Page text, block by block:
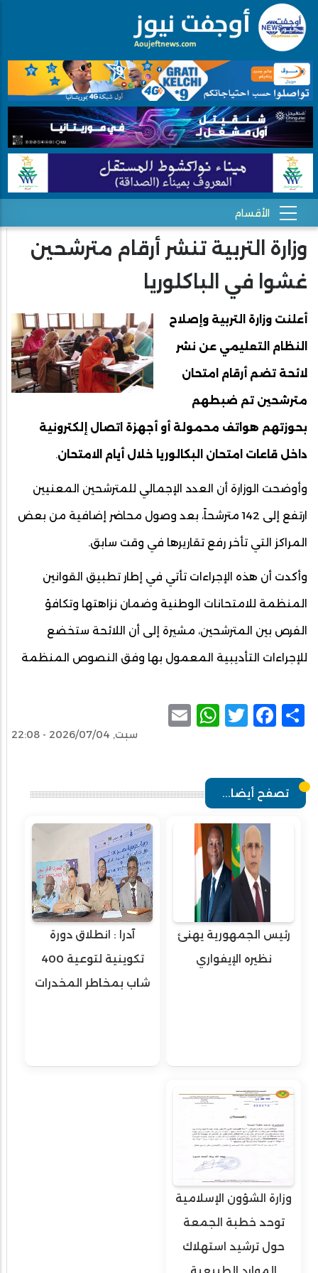
وزارة التربية تنشر أرقام مترشحين
غشوا في الباكلوريا
أعلنت وزارة التربية وإصلاح
النظام التعليمي عن نشر
لائحة تضم أرقام امتحان
مترشحين تم ضبطهم
بحوزتهم هواتف محمولة أو أجهزة اتصال إلكترونية
داخل قاعات امتحان البكالوريا خلال أيام الامتحان.
وأوضحت الوزارة أن العدد الإجمالي للمترشحين المعنيين
ارتفع إلى 142 مترشحاً، بعد وصول محاضر إضافية من بعض
المراكز التي تأخر رفع تقاريرها في وقت سابق.
وأكدت أن هذه الإجراءات تأتي في إطار تطبيق القوانين
المنظمة للامتحانات الوطنية وضمان نزاهتها وتكافؤ
الفرص بين المترشحين، مشيرة إلى أن اللائحة ستخضع
للإجراءات التأديبية المعمول بها وفق النصوص المنظمة
Share
Facebook
Twitter
WhatsApp
سبت, 2026/07/04 - 22:08
تصفح أيضا...
رئيس الجمهورية يهنئ
نظيره الإيفواري
آدرا : انطلاق دورة
تكوينية لتوعية 400
شاب بمخاطر المخدرات
وزارة الشؤون الإسلامية
توحد خطبة الجمعة
حول ترشيد استهلاك